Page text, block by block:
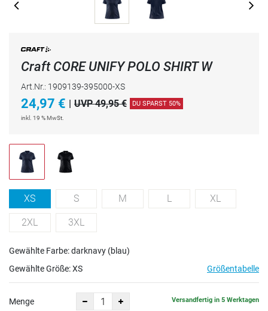
Craft CORE UNIFY POLO SHIRT W
Art.Nr.: 1909139-395000-XS
24,97 € | UVP 49,95 € DU SPARST 50%
inkl. 19 % MwSt.
XS S M L XL
2XL 3XL
Gewählte Farbe: darknavy (blau)
Gewählte Größe:XS Größentabelle
Menge Versandfertig in 5 Werktagen